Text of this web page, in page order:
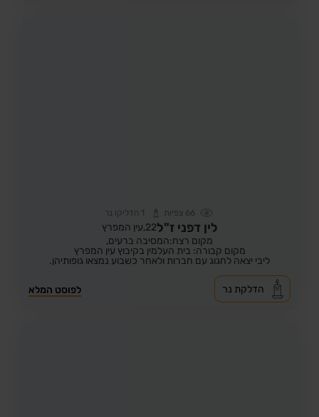
66 צפיות 1 הדליקו נר
לין דפני ז"ל22, עין המפרץ
מקום רצח:המסיבה ברעים,
מקום קבורה: בית העלמין בקיבוץ עין המפרץ
ליבי יצאה לחגוג עם חברות ולאחר כשבוע נמצאו גופותיהן.
לפוסט המלא הדלקת נר